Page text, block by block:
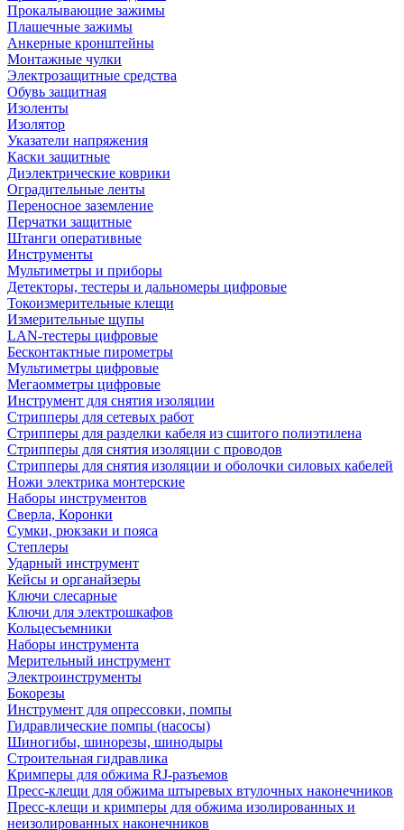
Прокалывающие зажимы
Плашечные зажимы
Анкерные кронштейны
Монтажные чулки
Электрозащитные средства
Обувь защитная
Изоленты
Изолятор
Указатели напряжения
Каски защитные
Диэлектрические коврики
Оградительные ленты
Переносное заземление
Перчатки защитные
Штанги оперативные
Инструменты
Мультиметры и приборы
Детекторы, тестеры и дальномеры цифровые
Токоизмерительные клещи
Измерительные щупы
LAN-тестеры цифровые
Бесконтактные пирометры
Мультиметры цифровые
Мегаомметры цифровые
Инструмент для снятия изоляции
Стрипперы для сетевых работ
Стрипперы для разделки кабеля из сшитого полиэтилена
Cтрипперы для снятия изоляции с проводов
Стрипперы для снятия изоляции и оболочки силовых кабелей
Ножи электрика монтерские
Наборы инструментов
Сверла, Коронки
Сумки, рюкзаки и пояса
Степлеры
Ударный инструмент
Кейсы и органайзеры
Ключи слесарные
Ключи для электрошкафов
Кольцесъемники
Наборы инструмента
Мерительный инструмент
Электроинструменты
Бокорезы
Инструмент для опрессовки, помпы
Гидравлические помпы (насосы)
Шиногибы, шинорезы, шинодыры
Строительная гидравлика
Кримперы для обжима RJ-разъемов
Пресс-клещи для обжима штыревых втулочных наконечников
Пресс-клещи и кримперы для обжима изолированных и
неизолированных наконечников